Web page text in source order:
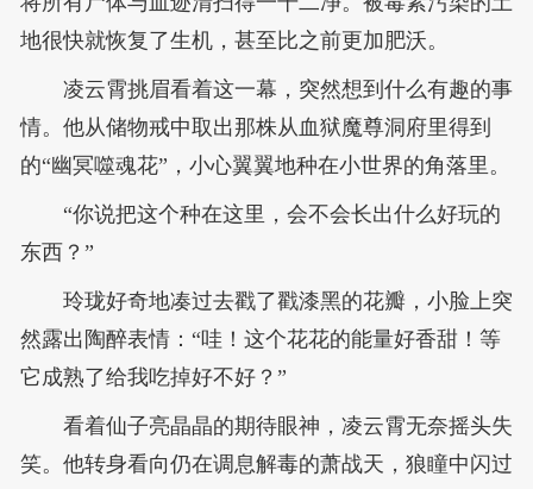
地很快就恢复了生机，甚至比之前更加肥沃。
凌云霄挑眉看着这一幕，突然想到什么有趣的事
情。他从储物戒中取出那株从血狱魔尊洞府里得到
的“幽冥噬魂花”，小心翼翼地种在小世界的角落里。
“你说把这个种在这里，会不会长出什么好玩的
东西？”
玲珑好奇地凑过去戳了戳漆黑的花瓣，小脸上突
然露出陶醉表情：“哇！这个花花的能量好香甜！等
它成熟了给我吃掉好不好？”
看着仙子亮晶晶的期待眼神，凌云霄无奈摇头失
笑。他转身看向仍在调息解毒的萧战天，狼瞳中闪过